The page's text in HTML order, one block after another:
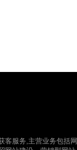
客服务,主营业务包括网